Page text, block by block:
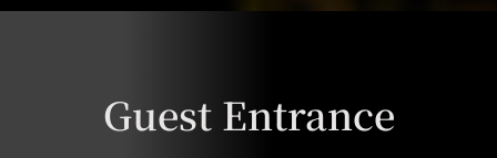
Guest Entrance